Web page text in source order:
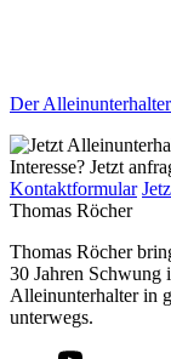
Der
Interesse? Jetzt
Kontaktformular
Thomas Röcher
Thomas Röcher
30 Jahren Schwung
Alleinunterhalter in
unterwegs.